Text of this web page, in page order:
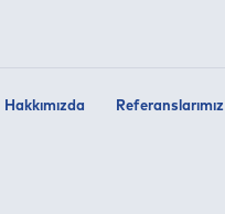
Hakkımızda Referanslarımız